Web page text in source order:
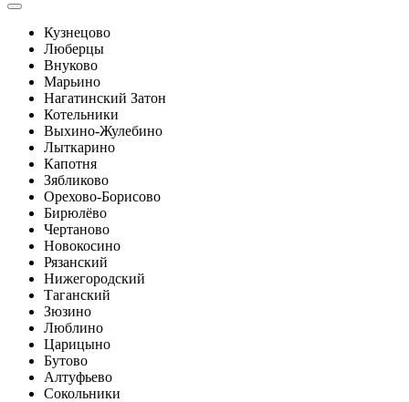
Кузнецово
Люберцы
Внуково
Марьино
Нагатинский Затон
Котельники
Выхино-Жулебино
Лыткарино
Капотня
Зябликово
Орехово-Борисово
Бирюлёво
Чертаново
Новокосино
Рязанский
Нижегородский
Таганский
Зюзино
Люблино
Царицыно
Бутово
Алтуфьево
Сокольники